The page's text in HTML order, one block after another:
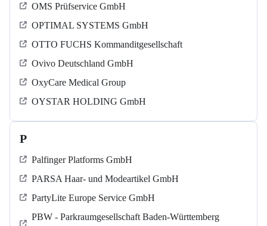
OMS Prüfservice GmbH
OPTIMAL SYSTEMS GmbH
OTTO FUCHS Kommanditgesellschaft
Ovivo Deutschland GmbH
OxyCare Medical Group
OYSTAR HOLDING GmbH
P
Palfinger Platforms GmbH
PARSA Haar- und Modeartikel GmbH
PartyLite Europe Service GmbH
PBW - Parkraumgesellschaft Baden-Württemberg